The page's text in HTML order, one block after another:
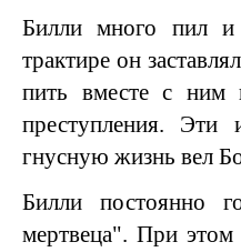
Билли много пил и
трактире он
пить вместе с ним
преступления.
гнусную жизнь вел
Билли постоянно
мертвеца". При этом